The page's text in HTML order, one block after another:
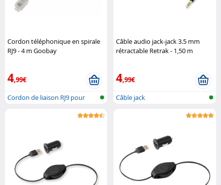
Cordon téléphonique en spirale
RJ9 - 4 m Goobay
4,99€
Cordon de liaison RJ9 pour
Câble audio jack-jack 3.5 mm
rétractable Retrak - 1,50 m
4,99€
Câble jack